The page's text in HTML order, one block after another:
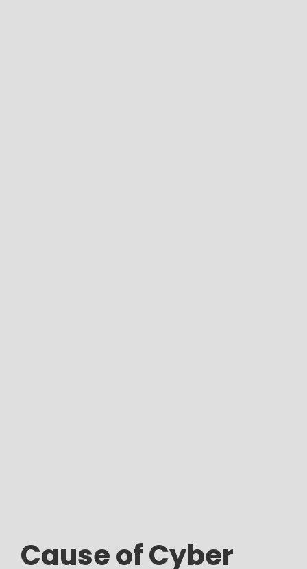
Cause of Cyber